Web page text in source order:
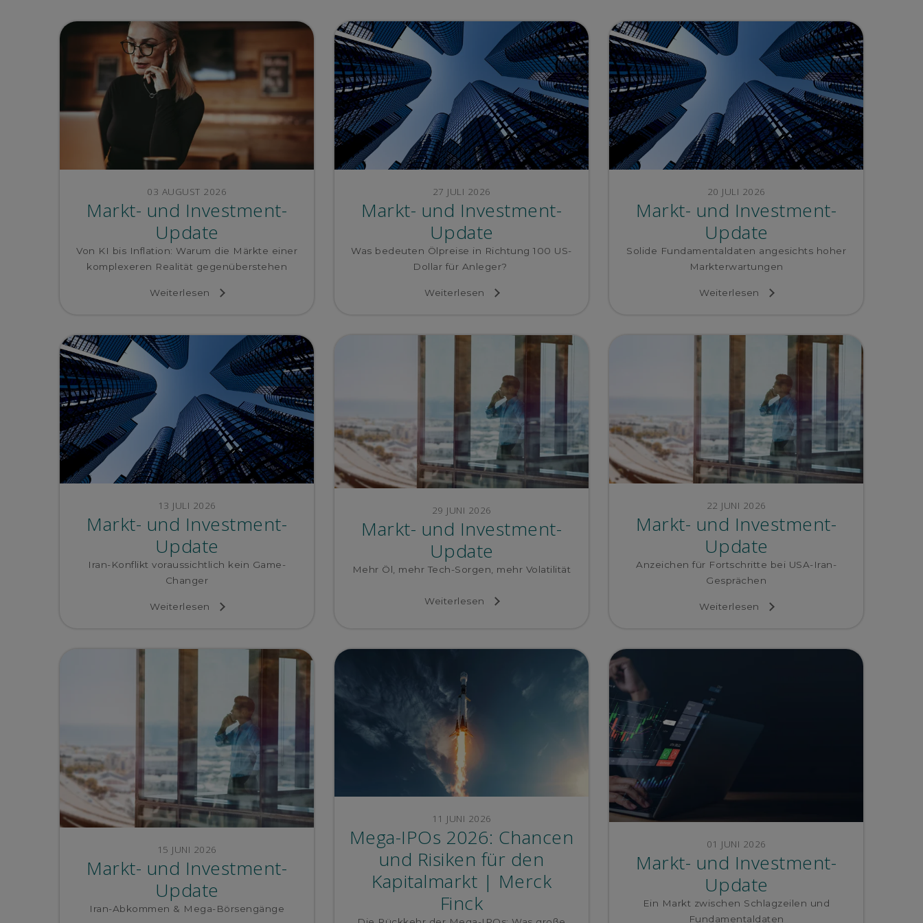
03 AUGUST 2026
Markt- und Investment-
Update
Von KI bis Inflation: Warum die Märkte einer
komplexeren Realität gegenüberstehen
Weiterlesen
27 JULI 2026
Markt- und Investment-
Update
Was bedeuten Ölpreise in Richtung 100 US-
Dollar für Anleger?
Weiterlesen
20 JULI 2026
Markt- und Investment-
Update
Solide Fundamentaldaten angesichts hoher
Markterwartungen
Weiterlesen
13 JULI 2026
Markt- und Investment-
Update
Iran-Konflikt voraussichtlich kein Game-
Changer
Weiterlesen
29 JUNI 2026
Markt- und Investment-
Update
Mehr Öl, mehr Tech-Sorgen, mehr Volatilität
Weiterlesen
22 JUNI 2026
Markt- und Investment-
Update
Anzeichen für Fortschritte bei USA-Iran-
Gesprächen
Weiterlesen
15 JUNI 2026
Markt- und Investment-
Update
Iran-Abkommen & Mega-Börsengänge
11 JUNI 2026
Mega-IPOs 2026: Chancen
und Risiken für den
Kapitalmarkt | Merck
Finck
01 JUNI 2026
Markt- und Investment-
Update
Ein Markt zwischen Schlagzeilen und
Fundamentaldaten